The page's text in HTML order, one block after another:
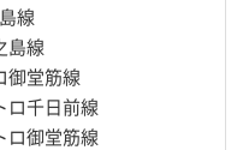
線
島線
御堂筋線
ロ千日前線
ロ御堂筋線